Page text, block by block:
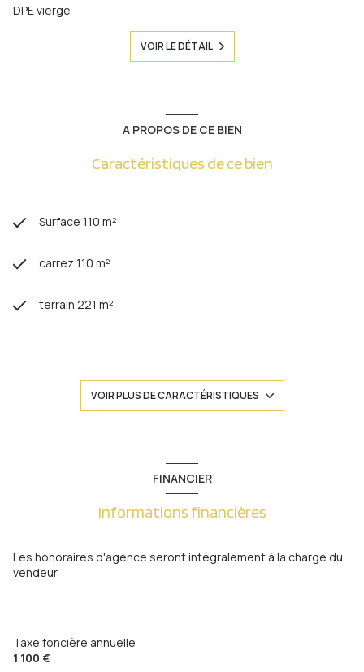
DPE vierge
VOIR LE DÉTAIL
A PROPOS DE CE BIEN
Caractéristiques de ce bien
Surface 110 m²
carrez 110 m²
terrain 221 m²
séjour 35 m²
cuisine séparée (équipée)
Chauffage central : radiateur (gaz)
1 côté(s) mitoyen(s)
VOIR PLUS DE CARACTÉRISTIQUES
FINANCIER
Informations financières
Les honoraires d'agence seront intégralement à la charge du
vendeur
Taxe foncière annuelle
1 100 €